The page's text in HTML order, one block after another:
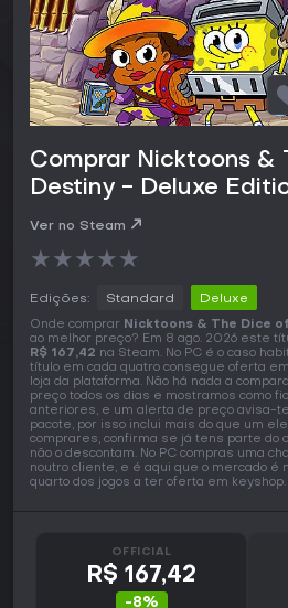
Comprar Nicktoons &
Destiny - Deluxe
Ver no Steam
★★★★★
Edições: Standard Deluxe
Onde comprar Nicktoons & The Dice
ao melhor preço? Em 8 ago. 2026 este
R$ 167,42 na Steam. No PC é o caso
título em cada quatro consegue oferta
loja da plataforma. Não há nada a
preço todos os dias e mostramos como
anteriores, e um alerta de preço avisa-
pacote, por isso inclui mais do que um
comprares, confirma se já tens parte do
não o descontam. No PC compras uma
noutro cliente, e é aqui que o mercado é
quarto dos jogos a ter oferta em keyshop.
OFFICIAL
R$ 167,42
-8%